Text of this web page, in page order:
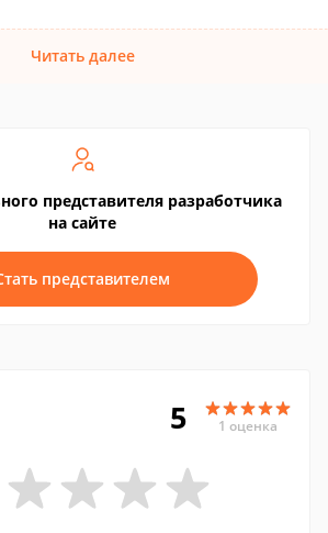
Читать далее
представителя разработчика
на сайте
представителем
5 1 оценка